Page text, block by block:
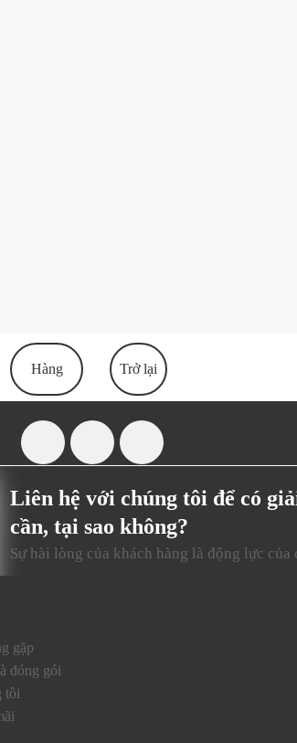
Hàng
đầu
Trở lại
Liên hệ với chúng tôi để có
cần, tại sao không?
Sự hài lòng của khách hàng là động lực của
gặp
đóng gói
tôi